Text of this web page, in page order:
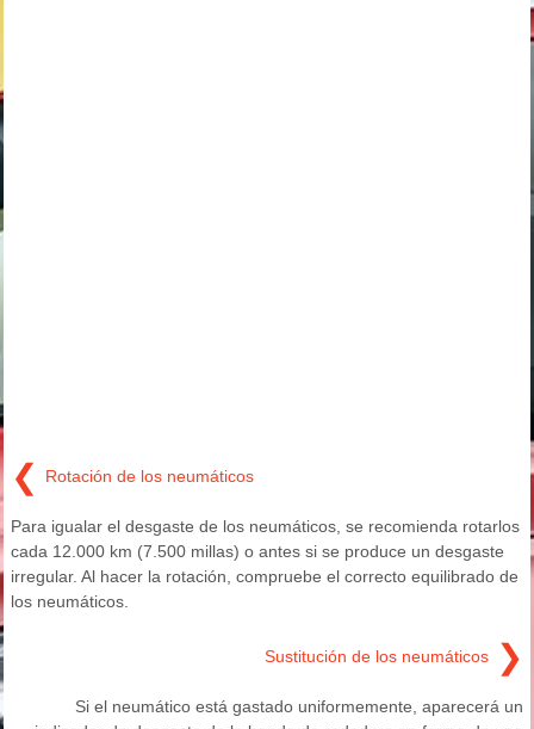
❮ Rotación de los neumáticos
Para igualar el desgaste de los neumáticos, se recomienda rotarlos
cada 12.000 km (7.500 millas) o antes si se produce un desgaste
irregular. Al hacer la rotación, compruebe el correcto equilibrado de
los neumáticos.
Sustitución de los neumáticos ❯
Si el neumático está gastado uniformemente, aparecerá un